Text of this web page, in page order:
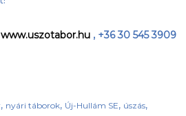
www.uszotabor.hu, +36 30 545 3909
, nyári táborok, Új-Hullám SE, úszás,